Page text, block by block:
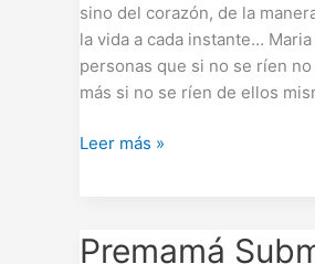
sino del corazón, de la
la vida a cada instante…
personas que si no se ríen
más si no se ríen de ellos
Leer más »
Premamá
Premamá